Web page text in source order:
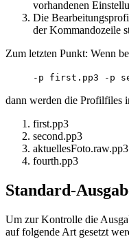
vorhandenen
Die
der Kommandozeile
Zum letzten Punkt: Wenn
-p first.pp3 -p
dann werden die Profilfiles
first.pp3
second.pp3
aktuellesFoto.raw.pp3
fourth.pp3
Standard-
Um zur Kontrolle die
auf folgende Art gesetzt